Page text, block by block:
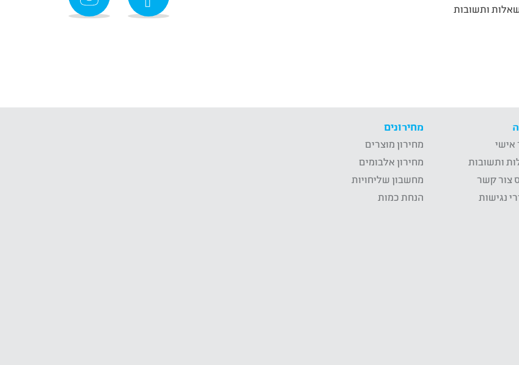
ותשובות
אישי
ותשובות
צור קשר
נגישות
מחירונים
מחירון מוצרים
מחירון אלבומים
מחשבון שליחויות
הנחת כמות